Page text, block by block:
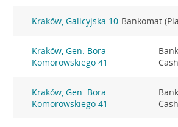
Kraków, Galicyjska 10 Bankomat
Kraków, Gen. Bora
Komorowskiego 41
Kraków, Gen. Bora
Komorowskiego 41